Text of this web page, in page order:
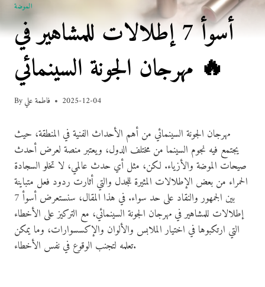
الموضة
أسوأ 7 إطلالات للمشاهير في
مهرجان الجونة السينمائي 🔥
Byفاطمة علي 2025-12-04
مهرجان الجونة السينمائي من أهم الأحداث الفنية في المنطقة، حيث
يجتمع فيه نجوم السينما من مختلف الدول، ويعتبر منصة لعرض أحدث
صيحات الموضة والأزياء. لكن، مثل أي حدث عالمي، لا تخلو السجادة
الحمراء من بعض الإطلالات المثيرة للجدل والتي أثارت ردود فعل متباينة
بين الجمهور والنقاد على حد سواء. في هذا المقال، سنستعرض أسوأ 7
إطلالات للمشاهير في مهرجان الجونة السينمائي، مع التركيز على الأخطاء
التي ارتكبوها في اختيار الملابس والألوان والإكسسوارات، وما يمكن
تعلمه لتجنب الوقوع في نفس الأخطاء.